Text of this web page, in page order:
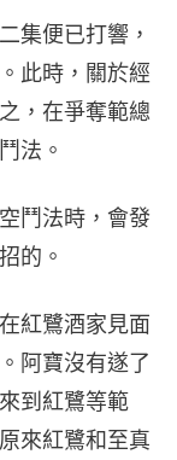
集便已打響，
此時，關於經
，在爭奪範總
法。
鬥法時，會發
的。
紅鷺酒家見面
阿寶沒有遂了
到紅鷺等範
來紅鷺和至真